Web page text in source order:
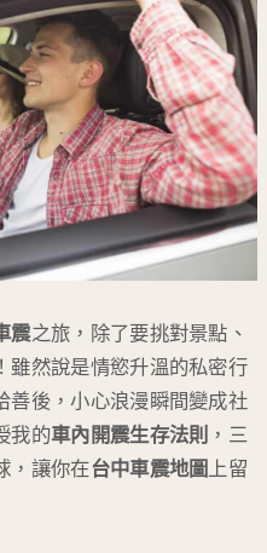
震之旅，除了要挑對景點、
雖然說是情慾升溫的私密行
善後，小心浪漫瞬間變成社
我的車內開震生存法則 ，三
，讓你在台中車震地圖上留